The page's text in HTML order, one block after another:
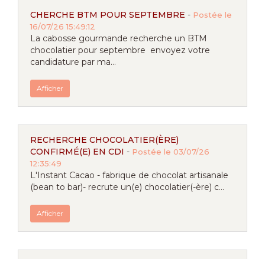
CHERCHE BTM POUR SEPTEMBRE - Postée le
16/07/26 15:49:12
La cabosse gourmande recherche un BTM
chocolatier pour septembre envoyez votre
candidature par ma...
Afficher
RECHERCHE CHOCOLATIER(ÈRE)
CONFIRMÉ(E) EN CDI - Postée le 03/07/26
12:35:49
L'Instant Cacao - fabrique de chocolat artisanale
(bean to bar)- recrute un(e) chocolatier(-ère) c...
Afficher